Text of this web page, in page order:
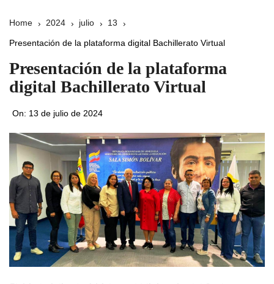
Home 2024 julio 13
Presentación de la plataforma digital Bachillerato Virtual
Presentación de la plataforma
digital Bachillerato Virtual
On: 13 de julio de 2024